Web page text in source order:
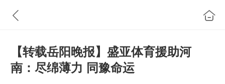
【转载岳阳晚报】盛亚体育援助河
南：尽绵薄力 同豫命运